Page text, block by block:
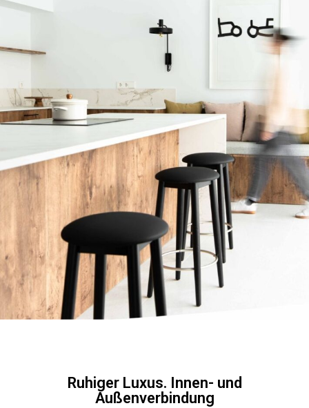
Ruhiger Luxus. Innen- und
Außenverbindung